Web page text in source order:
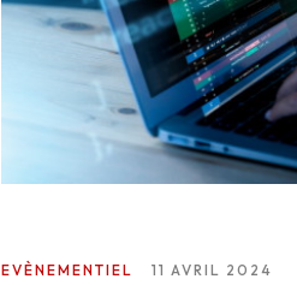
Centres
Réalisations
EVÈNEMENTIEL 11 AVRIL 2024